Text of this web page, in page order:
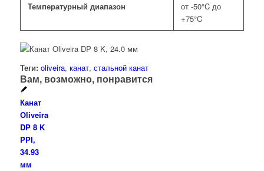
Температурный диапазон
от -50°C до
+75°C
Теги: oliveira, канат, стальной канат
Вам, возможно, понравится
Канат
Oliveira
DP 8 K
PPI,
34.93
мм